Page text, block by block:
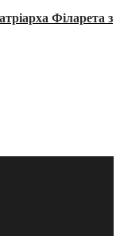
Філарета з